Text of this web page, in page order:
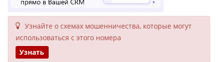
Узнайте о схемах мошенни­чества, кото­рые могут
исполь­зоваться с этого номера
Узнать